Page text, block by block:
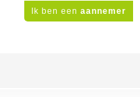
Ik ben een aannemer